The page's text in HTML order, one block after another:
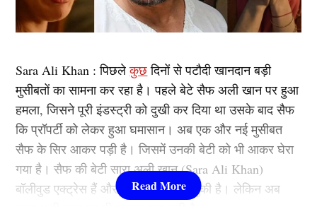
Sara Ali Khan : पिछलेकुछदिनों से पटौदी खानदान बड़ी
मुसीबतों का सामना कर रहा है। पहले बेटे सैफ अली खान पर हुआ
हमला, जिसने पूरी इंडस्ट्री को दुखी कर दिया था उसके बाद सैफ
कि प्रॉपर्टी को लेकर हुआ घमासान। अब एक और नई मुसीबत
सैफ के सिर आकर पड़ी है। जिसमें उनकी बेटी को भी आकर घेरा
गया है। सैफ की बेटी सारा अली खान (Sara Ali Khan)
बॉलीवुड एक्ट्रेस हैं और अच्छा नाम कमा चुकी है। लेकिन अब